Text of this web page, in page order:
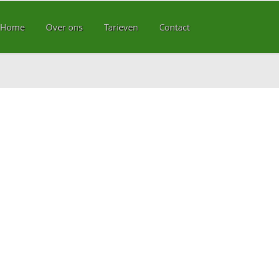
Home Over ons Tarieven Contact